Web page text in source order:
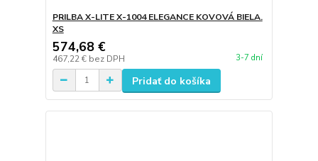
PRILBA X-LITE X-1004 ELEGANCE KOVOVÁ BIELA.
XS
574,68 €
467,22 € bez DPH 3-7 dní
Pridať do košíka